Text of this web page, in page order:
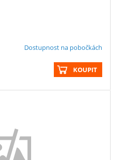
Dostupnost na pobočkách
KOUPIT